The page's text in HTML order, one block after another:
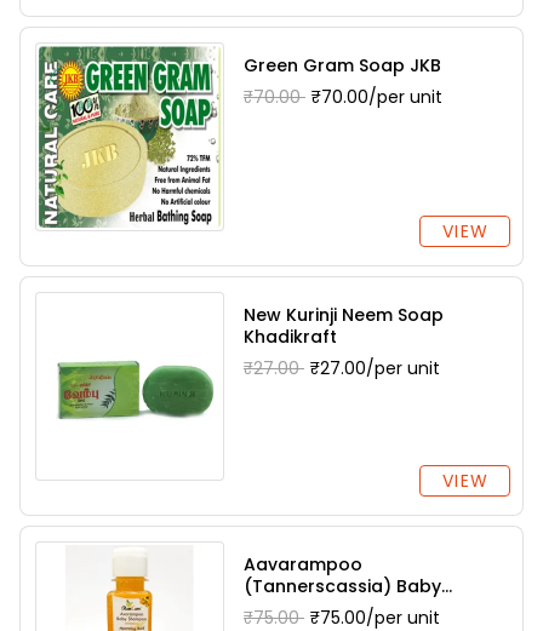
Green Gram Soap JKB
₹70.00 ₹70.00/per unit
VIEW
New Kurinji Neem Soap
Khadikraft
₹27.00 ₹27.00/per unit
VIEW
Aavarampoo
(Tannerscassia) Baby
Shampoo Dharani Herbals
₹75.00 ₹75.00/per unit